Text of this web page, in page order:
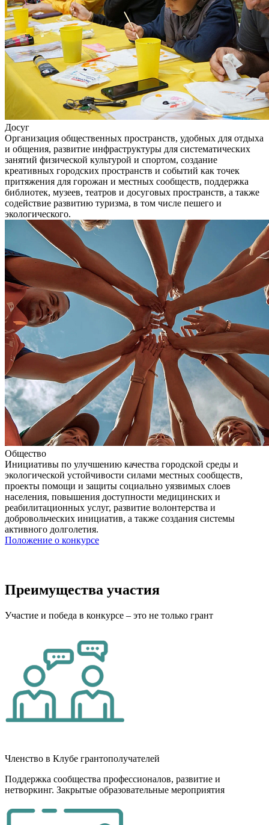
Досуг
Организация общественных пространств, удобных для отдыха
и общения, развитие инфраструктуры для систематических
занятий физической культурой и спортом, создание
креативных городских пространств и событий как точек
притяжения для горожан и местных сообществ, поддержка
библиотек, музеев, театров и досуговых пространств, а также
содействие развитию туризма, в том числе пешего и
экологического.
Общество
Инициативы по улучшению качества городской среды и
экологической устойчивости силами местных сообществ,
проекты помощи и защиты социально уязвимых слоев
населения, повышения доступности медицинских и
реабилитационных услуг, развитие волонтерства и
добровольческих инициатив, а также создания системы
активного долголетия.
Положение о конкурсе
Преимущества участия
Участие и победа в конкурсе – это не только грант
Членство в Клубе грантополучателей
Поддержка сообщества профессионалов, развитие и
нетворкинг. Закрытые образовательные мероприятия